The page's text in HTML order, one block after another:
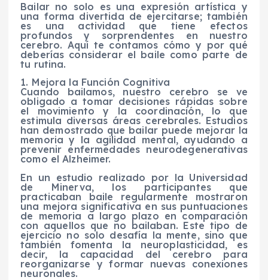
Bailar no solo es una expresión artística y
una forma divertida de ejercitarse; también
es una actividad que tiene efectos
profundos y sorprendentes en nuestro
cerebro. Aquí te contamos cómo y por qué
deberías considerar el baile como parte de
tu rutina.
1. Mejora la Función Cognitiva
Cuando bailamos, nuestro cerebro se ve
obligado a tomar decisiones rápidas sobre
el movimiento y la coordinación, lo que
estimula diversas áreas cerebrales. Estudios
han demostrado que bailar puede mejorar la
memoria y la agilidad mental, ayudando a
prevenir enfermedades neurodegenerativas
como el Alzheimer.
En un estudio realizado por la Universidad
de Minerva, los participantes que
practicaban baile regularmente mostraron
una mejora significativa en sus puntuaciones
de memoria a largo plazo en comparación
con aquellos que no bailaban. Este tipo de
ejercicio no solo desafía la mente, sino que
también fomenta la neuroplasticidad, es
decir, la capacidad del cerebro para
reorganizarse y formar nuevas conexiones
neuronales.